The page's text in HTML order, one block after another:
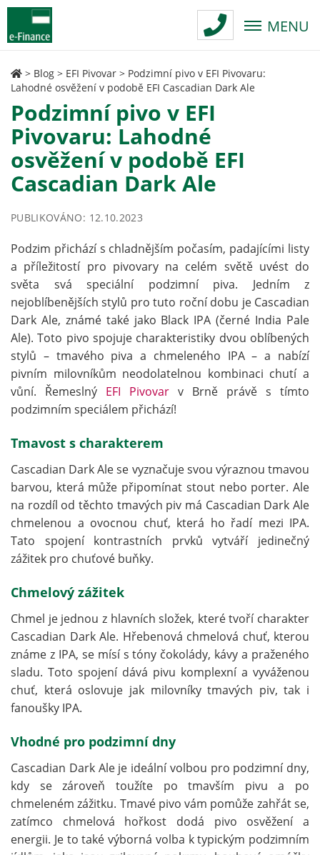
MENU
> Blog > EFI Pivovar > Podzimní pivo v EFI Pivovaru:
Lahodné osvěžení v podobě EFI Cascadian Dark Ale
Podzimní pivo v EFI
Pivovaru: Lahodné
osvěžení v podobě EFI
Cascadian Dark Ale
PUBLIKOVÁNO: 12.10.2023
Podzim přichází s chladnějším počasím, padajícími listy
a příležitostí pro pivovary na celém světě uvést do
světa svá speciální podzimní piva. Jedním z
nejoblíbenějších stylů pro tuto roční dobu je Cascadian
Dark Ale, známé také jako Black IPA (černé India Pale
Ale). Toto pivo spojuje charakteristiky dvou oblíbených
stylů – tmavého piva a chmeleného IPA – a nabízí
pivním milovníkům neodolatelnou kombinaci chutí a
vůní. Řemeslný EFI Pivovar v Brně právě s tímto
podzimním speciálem přichází!
Tmavost s charakterem
Cascadian Dark Ale se vyznačuje svou výraznou tmavou
barvou, která může připomínat stout nebo porter. Ale
na rozdíl od těchto tmavých piv má Cascadian Dark Ale
chmelenou a ovocnou chuť, která ho řadí mezi IPA.
Tato spojení kontrastních prvků vytváří jedinečný
zážitek pro chuťové buňky.
Chmelový zážitek
Chmel je jednou z hlavních složek, které tvoří charakter
Cascadian Dark Ale. Hřebenová chmelová chuť, kterou
známe z IPA, se mísí s tóny čokolády, kávy a praženého
sladu. Toto spojení dává pivu komplexní a vyváženou
chuť, která oslovuje jak milovníky tmavých piv, tak i
fanoušky IPA.
Vhodné pro podzimní dny
Cascadian Dark Ale je ideální volbou pro podzimní dny,
kdy se zároveň toužíte po tmavším pivu a po
chmeleném zážitku. Tmavé pivo vám pomůže zahřát se,
zatímco chmelová hořkost dodá pivo osvěžení a
energii. Je to také výborná volba k typickým podzimním